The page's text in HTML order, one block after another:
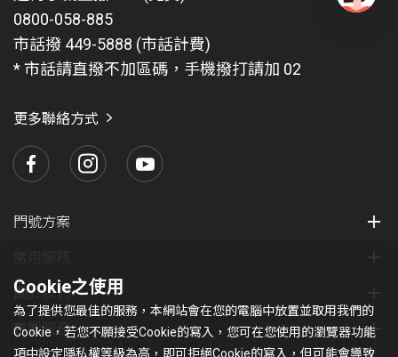
0800-058-885
市話撥 449-5888 (市話計費)
* 市話請直撥不加區碼，手機撥打請加 02
更多聯絡方式
門號方案
關於我們
集團服務
Cookie之使用
為了提供您最佳的服務，本網站會在您的電腦中放置並取用我們的
Cookie，若您不願接受Cookie的寫入，您可在您使用的瀏覽器功能
項中設定隱私權等級為高，即可拒絕Cookie的寫入，但可能會導致